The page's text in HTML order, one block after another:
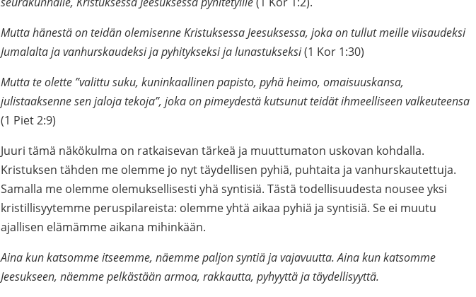
Mutta hänestä on teidän olemisenne Kristuksessa Jeesuksessa, joka on tullut meille viisaudeksi
Jumalalta ja vanhurskaudeksi ja pyhitykseksi ja lunastukseksi(1 Kor 1:30)
Mutta te olette ”valittu suku, kuninkaallinen papisto, pyhä heimo, omaisuuskansa,
julistaaksenne sen jaloja tekoja”, joka on pimeydestä kutsunut teidät ihmeelliseen valkeuteensa
(1 Piet 2:9)
Juuri tämä näkökulma on ratkaisevan tärkeä ja muuttumaton uskovan kohdalla.
Kristuksen tähden me olemme jo nyt täydellisen pyhiä, puhtaita ja vanhurskautettuja.
Samalla me olemme olemuksellisesti yhä syntisiä. Tästä todellisuudesta nousee yksi
kristillisyytemme peruspilareista: olemme yhtä aikaa pyhiä ja syntisiä. Se ei muutu
ajallisen elämämme aikana mihinkään.
Aina kun katsomme itseemme, näemme paljon syntiä ja vajavuutta. Aina kun katsomme
Jeesukseen, näemme pelkästään armoa, rakkautta, pyhyyttä ja täydellisyyttä.